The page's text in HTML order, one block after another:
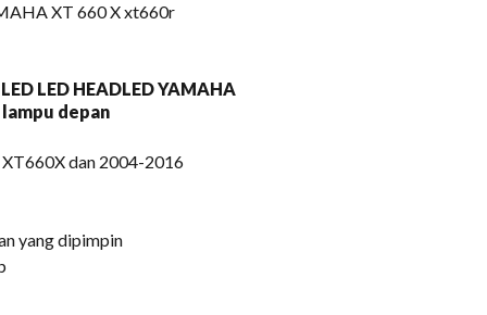
XT 660 X xt660r
LED HEADLED YAMAHA
depan
dan 2004-2016
yang dipimpin